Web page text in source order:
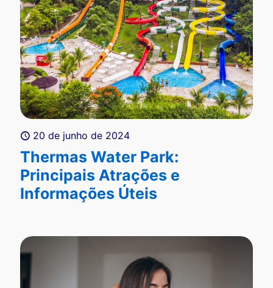
20 de junho de 2024
Thermas Water Park:
Principais Atrações e
Informações Úteis